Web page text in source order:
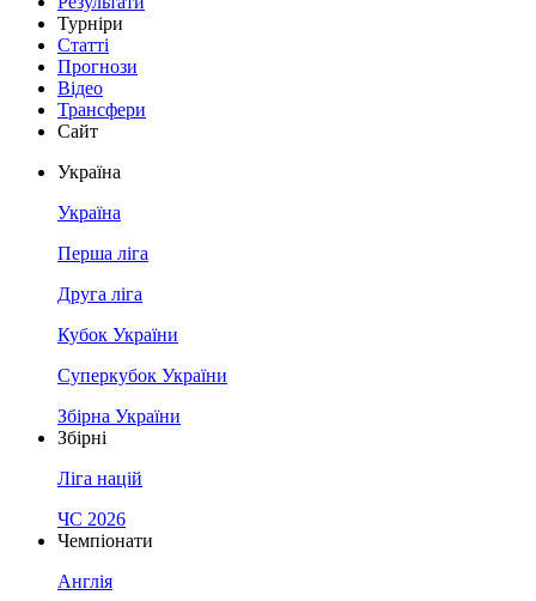
Турніри
Статті
Прогнози
Відео
Трансфери
Сайт
Україна
Україна
Перша ліга
Друга ліга
Кубок України
Суперкубок України
Збірна України
Збірні
Ліга націй
ЧС 2026
Чемпіонати
Англія